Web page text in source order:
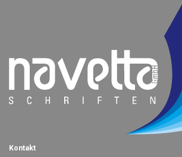
Kontakt